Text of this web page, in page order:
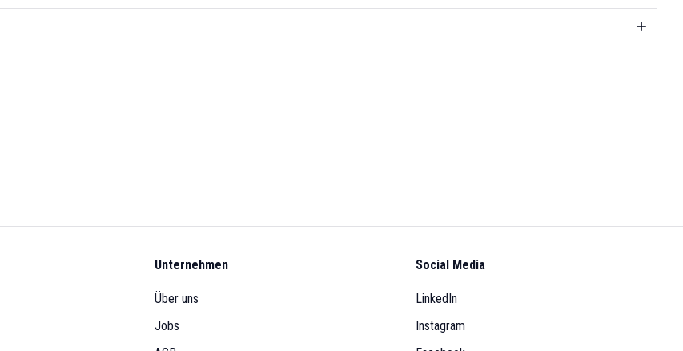
Unternehmen
Über uns
Jobs
Social Media
LinkedIn
Instagram